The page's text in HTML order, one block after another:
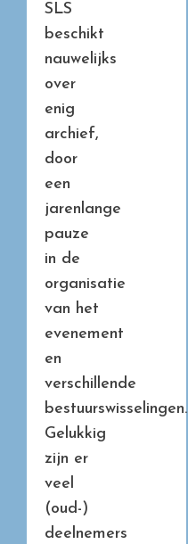
SLS
beschikt
nauwelijks
over
enig
archief,
door
een
jarenlange
pauze
in de
organisatie
van het
evenement
en
verschillende
bestuurswisselingen.
Gelukkig
zijn er
veel
(oud-)
deelnemers